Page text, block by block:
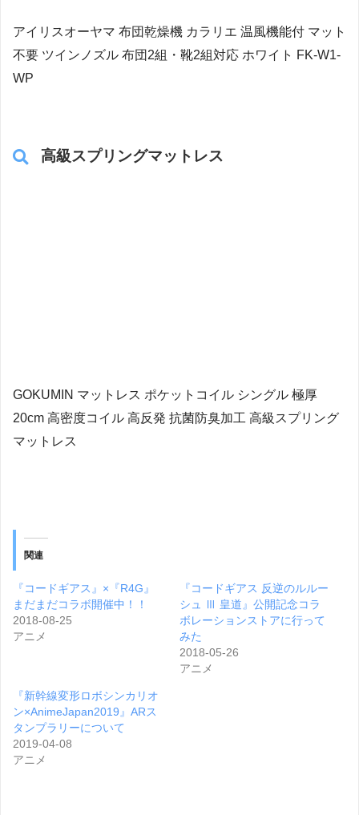
アイリスオーヤマ 布団乾燥機 カラリエ 温風機能付 マット
不要 ツインノズル 布団2組・靴2組対応 ホワイト FK-W1-
WP
高級スプリングマットレス
GOKUMIN マットレス ポケットコイル シングル 極厚
20cm 高密度コイル 高反発 抗菌防臭加工 高級スプリング
マットレス
関連
『コードギアス』×『R4G』
まだまだコラボ開催中！！
2018-08-25
アニメ
『コードギアス 反逆のルルー
シュ Ⅲ 皇道』公開記念コラ
ボレーションストアに行って
みた
2018-05-26
アニメ
『新幹線変形ロボシンカリオ
ン×AnimeJapan2019』ARス
タンプラリーについて
2019-04-08
アニメ